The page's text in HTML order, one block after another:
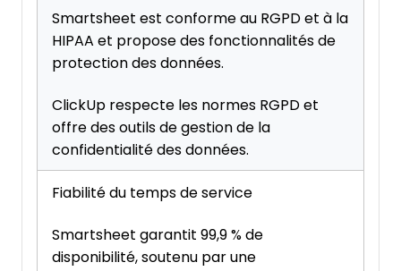
Smartsheet est conforme au RGPD et à la
HIPAA et propose des fonctionnalités de
protection des données.
ClickUp respecte les normes RGPD et
offre des outils de gestion de la
confidentialité des données.
Fiabilité du temps de service
Smartsheet garantit 99,9 % de
disponibilité, soutenu par une